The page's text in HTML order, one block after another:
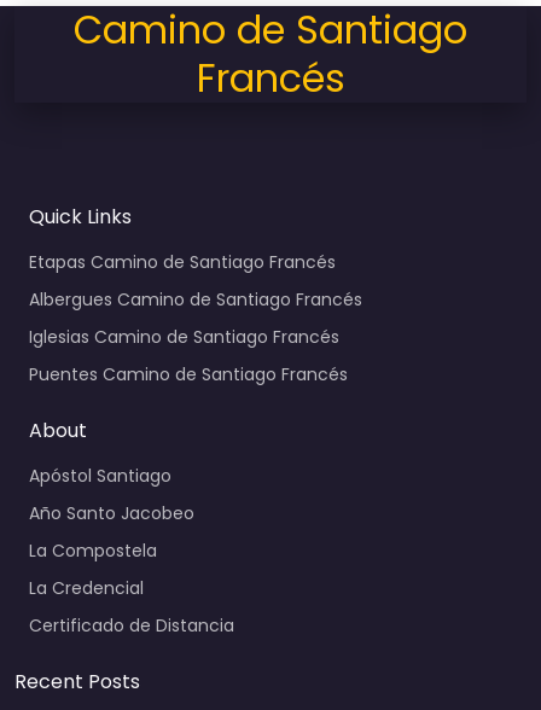
Camino de Santiago
Francés
Quick Links
Etapas Camino de Santiago Francés
Albergues Camino de Santiago Francés
Iglesias Camino de Santiago Francés
Puentes Camino de Santiago Francés
About
Apóstol Santiago
Año Santo Jacobeo
La Compostela
La Credencial
Certificado de Distancia
Recent Posts